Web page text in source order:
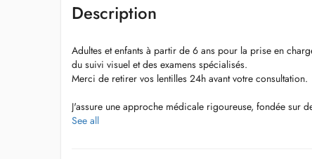
Description
Adultes et enfants à partir de 6 ans pour la prise en
du suivi visuel et des examens spécialisés.
Merci de retirer vos lentilles 24h avant votre consultation.
J'assure une approche médicale rigoureuse, fondée sur
décisions cliniques basées sur les standards internationaux.
See all